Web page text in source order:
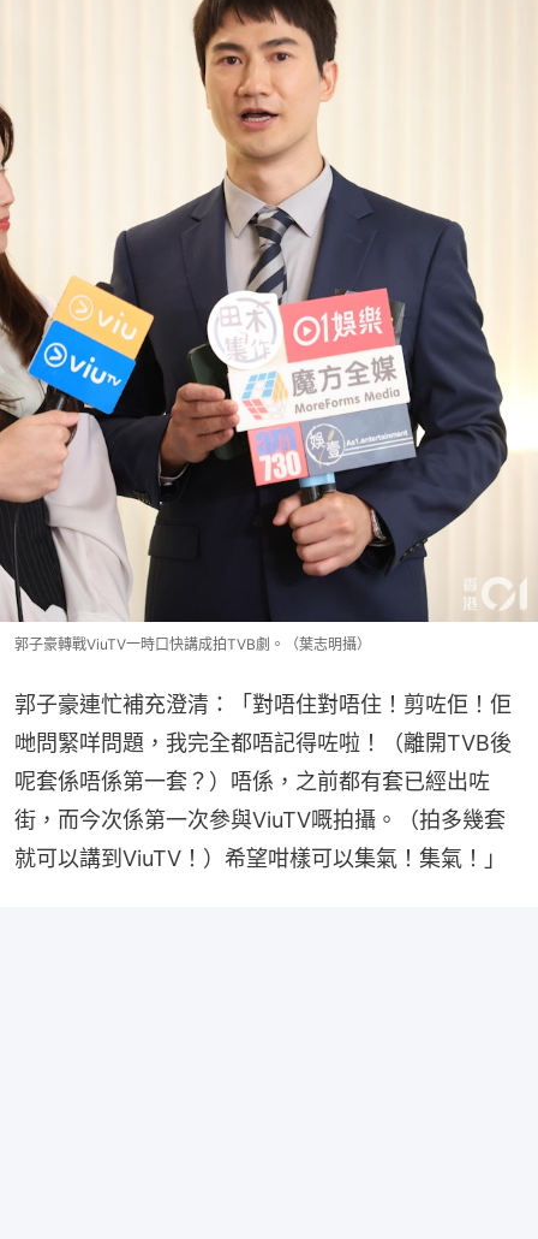
郭子豪轉戰ViuTV一時口快講成拍TVB劇。（葉志明攝）
郭子豪連忙補充澄清：「對唔住對唔住！剪咗佢！佢
哋問緊咩問題，我完全都唔記得咗啦！（離開TVB後
呢套係唔係第一套？）唔係，之前都有套已經出咗
街，而今次係第一次參與ViuTV嘅拍攝。（拍多幾套
就可以講到ViuTV！）希望咁樣可以集氣！集氣！」